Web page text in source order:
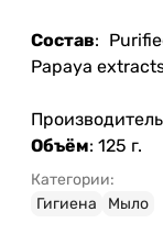
Состав:
Papaya
Объём: 125 г.
Категории:
Гигиена
Мыло